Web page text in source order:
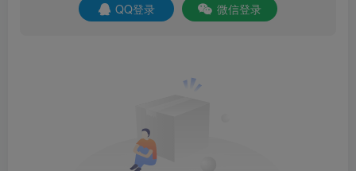
QQ登录 微信登录